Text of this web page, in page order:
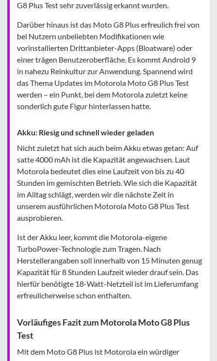
G8 Plus Test sehr zuverlässig erkannt wurden.
Darüber hinaus ist das Moto G8 Plus erfreulich frei von
bei Nutzern unbeliebten Modifikationen wie
vorinstallierten Drittanbieter-Apps (Bloatware) oder
einer trägen Benutzeroberfläche. Es kommt Android 9
in nahezu Reinkultur zur Anwendung. Spannend wird
das Thema Updates im Motorola Moto G8 Plus Test
werden – ein Punkt, bei dem Motorola zuletzt keine
sonderlich gute Figur hinterlassen hatte.
Akku: Riesig und schnell wieder geladen
Nicht zuletzt hat sich auch beim Akku etwas getan: Auf
satte 4000 mAh ist die Kapazität angewachsen. Laut
Motorola bedeutet dies eine Laufzeit von bis zu 40
Stunden im gemischten Betrieb. Wie sich die Kapazität
im Alltag schlägt, werden wir die nächste Zeit in
unserem ausführlichen Motorola Moto G8 Plus Test
ausprobieren.
Ist der Akku leer, kommt die Motorola-eigene
TurboPower-Technologie zum Tragen. Nach
Herstellerangaben soll innerhalb von 15 Minuten genug
Kapazität für 8 Stunden Laufzeit wieder drauf sein. Das
hierfür benötigte 18-Watt-Netzteil ist im Lieferumfang
erfreulicherweise schon enthalten.
Vorläufiges Fazit zum Motorola Moto G8 Plus
Test
Mit dem Moto G8 Plus ist Motorola ein würdiger